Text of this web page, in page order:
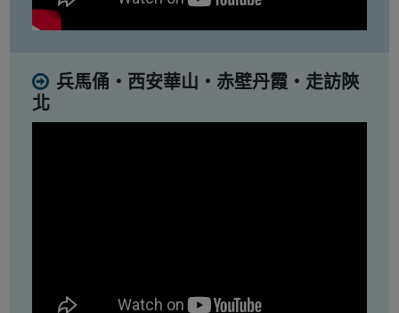
兵馬俑・西安華山・赤壁丹霞・走訪陝
北